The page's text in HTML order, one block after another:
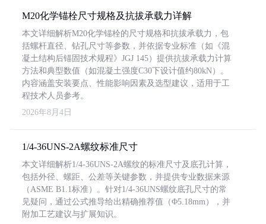
M20化学锚栓尺寸规格及抗拔承载力详解
本文详细解析M20化学锚栓的尺寸规格和抗拔承载力，包
括螺杆直径、钻孔尺寸等参数，并依据专业标准（如《混
凝土结构后锚固技术规程》JGJ 145）提供抗拔承载力计算
方法和典型数值（如混凝土强度C30下设计值约80kN）。
内容涵盖安装要点、性能影响因素及选型建议，适用于工
程技术人员参考。
2026年8月4日
1/4-36UNS-2A螺纹标准尺寸
本文详细解析1/4-36UNS-2A螺纹的标准尺寸及底孔计算，
包括外径、螺距、公差等关键参数，并提供专业数据来源
（ASME B1.1标准）。针对1/4-36UNS螺纹底孔尺寸的常
见疑问，通过公式推导给出精确推荐值（Φ5.18mm），并
附加工艺建议与扩展知识。